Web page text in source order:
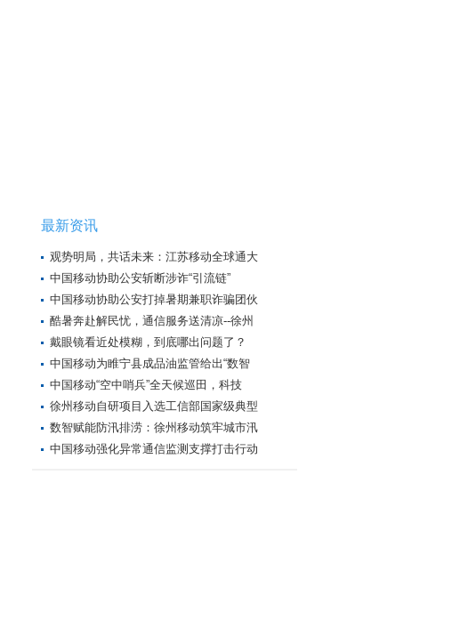
最新资讯
观势明局，共话未来：江苏移动全球通大
中国移动协助公安斩断涉诈“引流链”
中国移动协助公安打掉暑期兼职诈骗团伙
酷暑奔赴解民忧，通信服务送清凉--徐州
戴眼镜看近处模糊，到底哪出问题了？
中国移动为睢宁县成品油监管给出“数智
中国移动“空中哨兵”全天候巡田，科技
徐州移动自研项目入选工信部国家级典型
数智赋能防汛排涝：徐州移动筑牢城市汛
中国移动强化异常通信监测支撑打击行动